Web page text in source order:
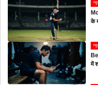
के
में